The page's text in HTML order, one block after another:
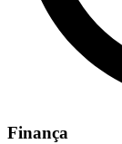
Finança